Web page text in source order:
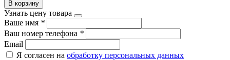
В корзину
Узнать цену товара
Ваше имя *
Ваш номер телефона *
Email
Я согласен на обработку персональных данных